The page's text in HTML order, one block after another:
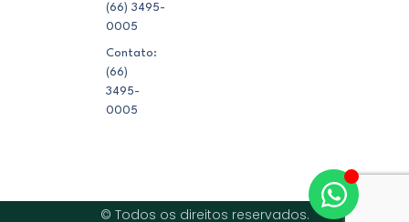
(66) 3495-
0005
Contato:
(66)
3495-
0005
© Todos os direitos reservados.